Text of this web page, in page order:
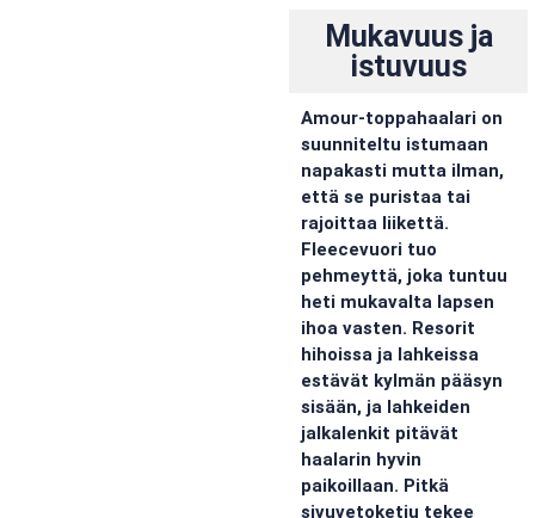
Mukavuus ja
istuvuus
Amour-toppahaalari on
suunniteltu istumaan
napakasti mutta ilman,
että se puristaa tai
rajoittaa liikettä.
Fleecevuori tuo
pehmeyttä, joka tuntuu
heti mukavalta lapsen
ihoa vasten. Resorit
hihoissa ja lahkeissa
estävät kylmän pääsyn
sisään, ja lahkeiden
jalkalenkit pitävät
haalarin hyvin
paikoillaan. Pitkä
sivuvetoketju tekee